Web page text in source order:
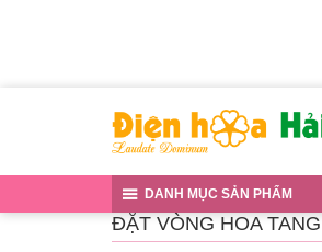
DANH MỤC SẢN PHẨM
ĐẶT VÒNG HOA